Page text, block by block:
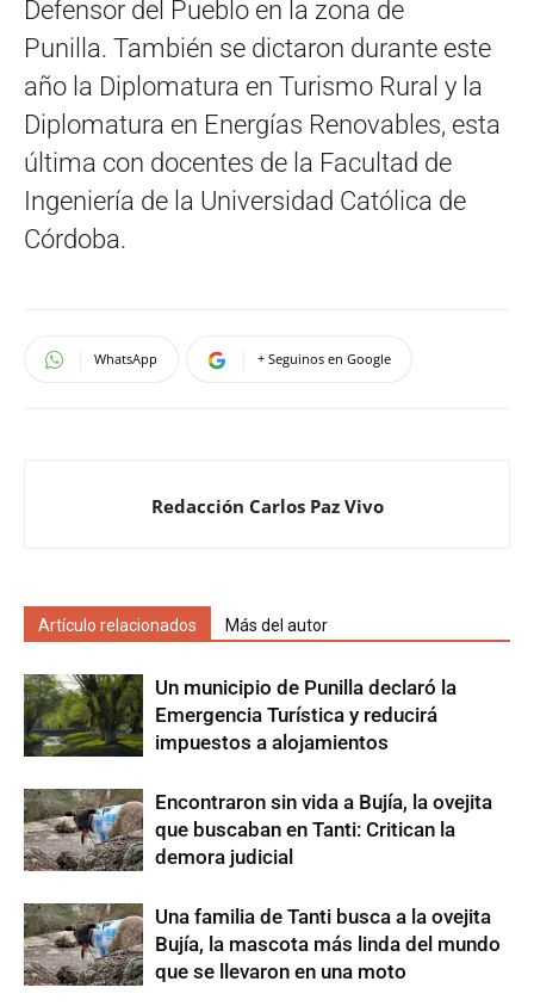
Defensor del Pueblo en la zona de
Punilla. También se dictaron durante este
año la Diplomatura en Turismo Rural y la
Diplomatura en Energías Renovables, esta
última con docentes de la Facultad de
Ingeniería de la Universidad Católica de
Córdoba.
WhatsApp + Seguinos en Google
Redacción Carlos Paz Vivo
Artículo relacionados Más del autor
Un municipio de Punilla declaró la
Emergencia Turística y reducirá
impuestos a alojamientos
Encontraron sin vida a Bujía, la ovejita
que buscaban en Tanti: Critican la
demora judicial
Una familia de Tanti busca a la ovejita
Bujía, la mascota más linda del mundo
que se llevaron en una moto